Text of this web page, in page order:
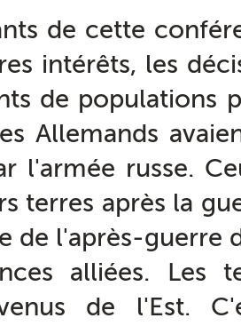
de cette
intérêts, les
de populations
Allemands
l'armée russe.
terres après la
de l'après-guerre
alliées. Les
de l'Est.